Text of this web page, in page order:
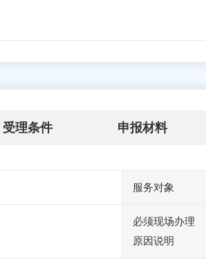
受理条件 申报材料
服务对象
必须现场办理
原因说明